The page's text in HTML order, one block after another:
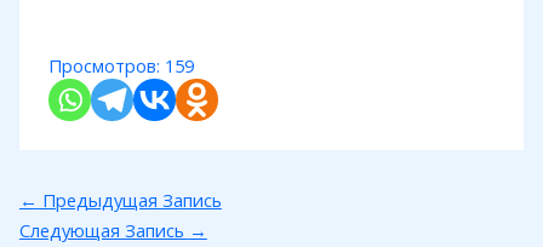
Просмотров: 159
← Предыдущая Запись
Следующая Запись →